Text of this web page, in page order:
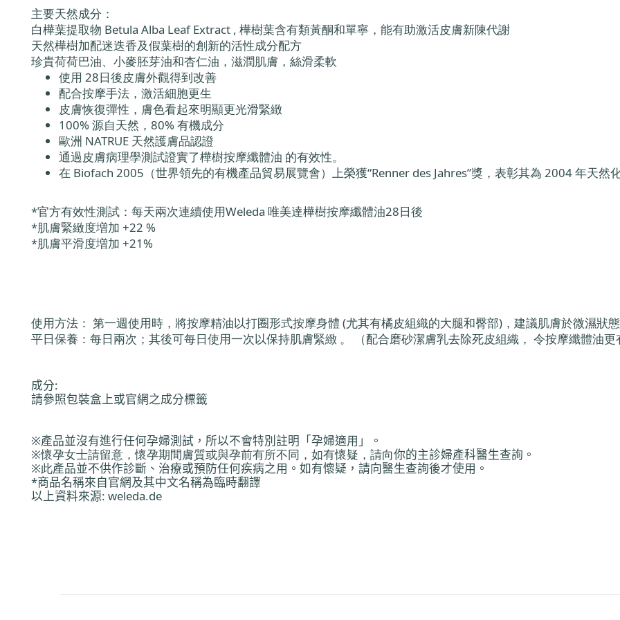
主要天然成分：
白樺葉提取物 Betula Alba Leaf Extract , 樺樹葉含有類黃酮和單寧，能有助激活皮膚新陳代謝
天然樺樹加配迷迭香及假葉樹的創新的活性成分配方
珍貴荷荷巴油、小麥胚芽油和杏仁油，滋潤肌膚，絲滑柔軟
使用 28日後皮膚外觀得到改善
配合按摩手法，激活細胞更生
皮膚恢復彈性，膚色看起來明顯更光滑緊緻
100% 源自天然，80% 有機成分
歐洲 NATRUE 天然護膚品認證
通過皮膚病理學測試證實了樺樹按摩纖體油 的有效性。
在 Biofach 2005（世界領先的有機產品貿易展覽會）上榮獲“Renner des Jahres”獎，表彰其為 2004 年天然
*官方有效性測試：每天兩次連續使用Weleda 唯美達樺樹按摩纖體油28日後
*肌膚緊緻度増加 +22 %
*肌膚平滑度増加 +21%
使用方法： 第一週使用時，將按摩精油以打圈形式按摩身體 (尤其有橘皮組織的大腿和臀部)，建議肌膚於微濕狀
平日保養：每日兩次；其後可每日使用一次以保持肌膚緊緻 。 （配合磨砂潔膚乳去除死皮組織， 令按摩纖體油
成分:
請參照包裝盒上或官網之成分標籤
※產品並沒有進行任何孕婦測試，所以不會特別註明「孕婦適用」。
※懷孕女士請留意，懷孕期間膚質或與孕前有所不同，如有懷疑，請向你的主診婦產科醫生查詢。
※此產品並不供作診斷、治療或預防任何疾病之用。如有懷疑，請向醫生查詢後才使用。
*商品名稱來自官網及其中文名稱為臨時翻譯
以上資料來源: weleda.de